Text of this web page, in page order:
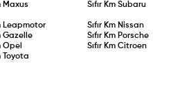
Maxus Sıfır KmSubaru
Leapmotor Sıfır Km Nissan
Gazelle Sıfır Km Porsche
Opel Sıfır KmCitroen
Toyota